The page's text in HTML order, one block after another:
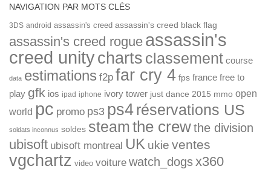
NAVIGATION PAR MOTS CLÉS
3DS android assassin's creed assassin's creed black flag
assassin's creed rogue assassin's
creed unitycharts classement course
data estimations f2p far cry 4 fps france free to
play gfk ios ipad iphone ivory tower just dance 2015 mmo open
world pc promo ps3 ps4réservations US
soldats inconnus soldes steamthe crewthe division
ubisoft ubisoft montreal UK ukie ventes
vgchartz video voiture watch_dogsx360